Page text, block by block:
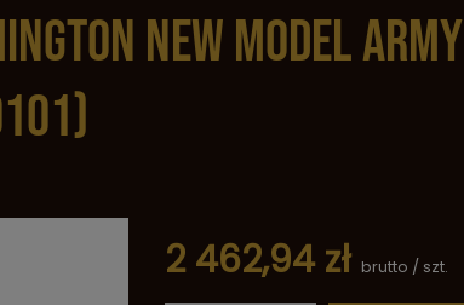
New Model Army
2 462,94 zł brutto / szt.